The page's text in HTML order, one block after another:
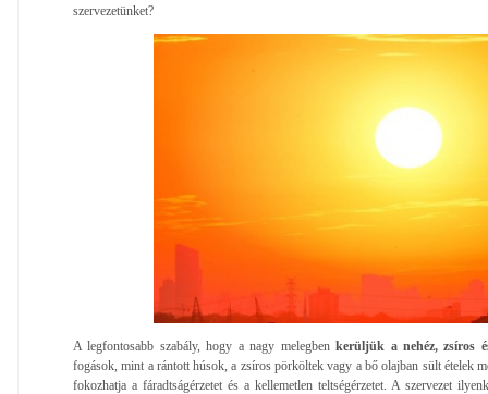
szervezetünket?
A legfontosabb szabály, hogy a nagy melegbenkerüljük a nehéz, zsíros
fogások, mint a rántott húsok, a zsíros pörköltek vagy a bő olajban sült ételek
fokozhatja a fáradtságérzetet és a kellemetlen teltségérzetet. A szervezet